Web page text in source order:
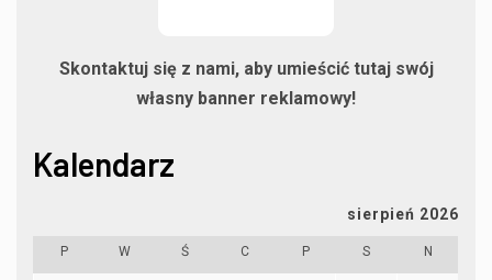
Skontaktuj się z nami, aby umieścić tutaj swój
własny banner reklamowy!
Kalendarz
sierpień 2026
P W Ś C P S N